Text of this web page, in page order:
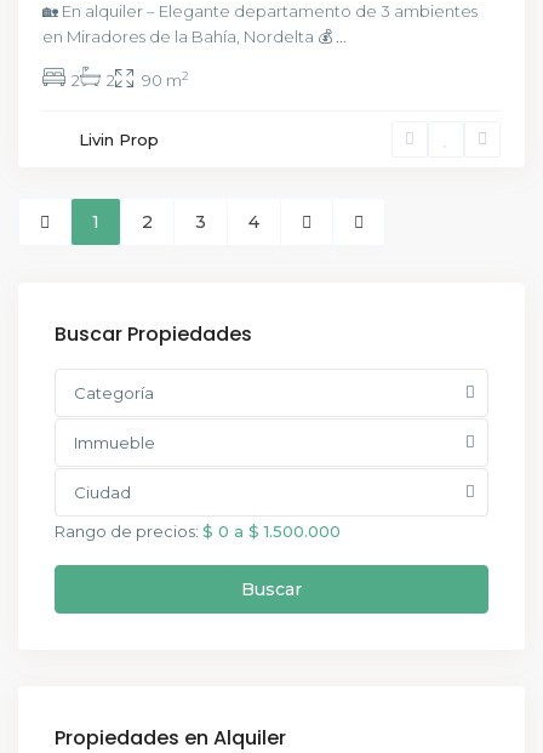
🏡 En alquiler – Elegante departamento de 3 ambientes
en Miradores de la Bahía, Nordelta 💰
2 2 90 m2
Livin Prop
1 2 3 4
Buscar Propiedades
Categoría
Immueble
Ciudad
Rango de precios: $ 0 a $ 1.500.000
Buscar
Propiedades en Alquiler